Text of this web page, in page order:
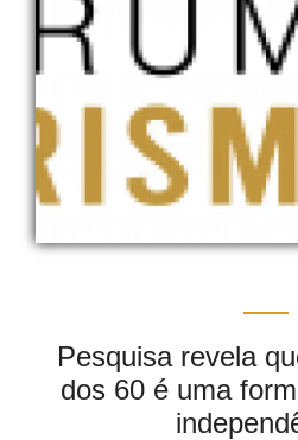
Pesquisa revela
dos 60 é uma